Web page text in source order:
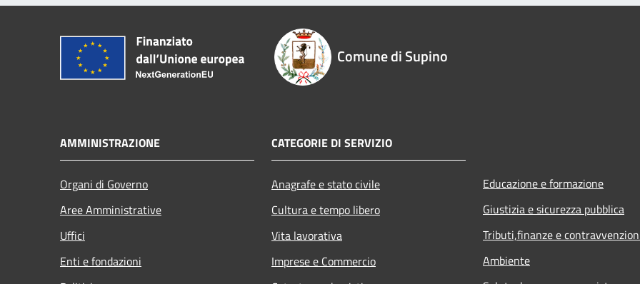
Comune di Supino
AMMINISTRAZIONE
Organi di Governo
Aree Amministrative
Uffici
Enti e fondazioni
CATEGORIE DI SERVIZIO
Anagrafe e stato civile
Cultura e tempo libero
Vita lavorativa
Imprese e Commercio
Educazione e formazione
Giustizia e sicurezza pubblica
Tributi,finanze e
Ambiente